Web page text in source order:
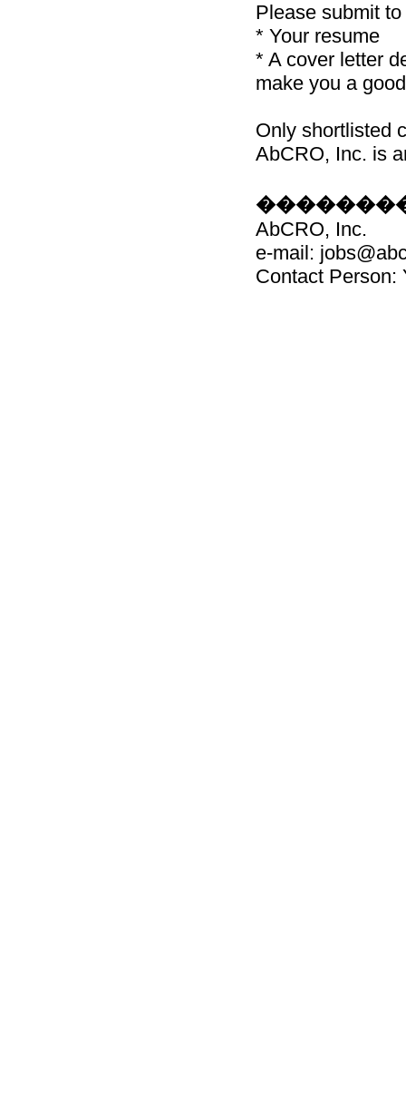
Please submit
* Your resume
* A cover letter
make you a
Only shortlisted
AbCRO, Inc. is
AbCRO, Inc.
e-mail:
Contact Person: